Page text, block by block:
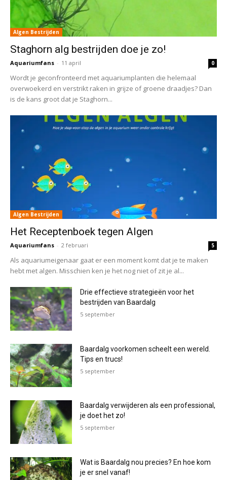
Algen Bestrijden
Staghorn alg bestrijden doe je zo!
Aquariumfans - 11 april 0
Wordt je geconfronteerd met aquariumplanten die helemaal
overwoekerd en verstrikt raken in grijze of groene draadjes? Dan
is de kans groot dat je Staghorn...
Algen Bestrijden
Het Receptenboek tegen Algen
Aquariumfans - 2 februari 5
Als aquariumeigenaar gaat er een moment komt dat je te maken
hebt met algen. Misschien ken je het nog niet of zit je al...
Drie effectieve strategieën voor het
bestrijden van Baardalg
5 september
Baardalg voorkomen scheelt een wereld.
Tips en trucs!
5 september
Baardalg verwijderen als een professional,
je doet het zo!
5 september
Wat is Baardalg nou precies? En hoe kom
je er snel vanaf!